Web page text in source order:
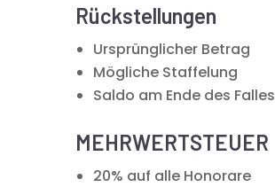
Rückstellungen
Ursprünglicher Betrag
Mögliche Staffelung
Saldo am Ende des Falles
MEHRWERTSTEUER
20% auf alle Honorare